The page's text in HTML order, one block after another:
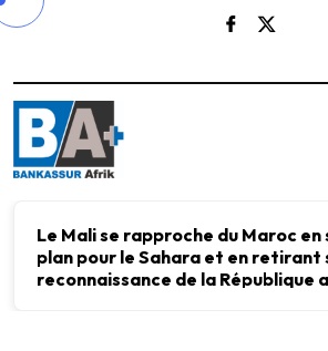
Le Mali se rapproche du Maroc
plan pour le Sahara et en retirant
reconnaissance de la République